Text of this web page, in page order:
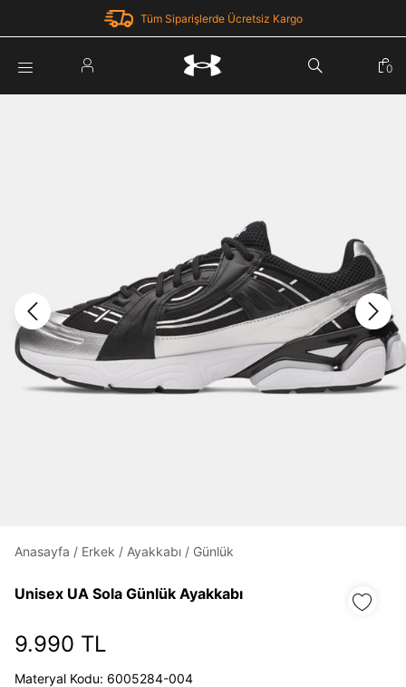
Tüm Siparişlerde Ücretsiz Kargo
Şifremi Unuttum
Giriş Yap
Under Armour'da yeni misiniz?Kayıt Ol
Üye Olmadan Devam Et
0
Anasayfa / Erkek / Ayakkabı / Günlük
Unisex UA Sola Günlük Ayakkabı
9.990 TL
Materyal Kodu: 6005284-004
Parola Yenileme
Giriş Sayfasına Dön
Zaten hesabın var mı? Giriş yap
Kolay iade ve değişim.